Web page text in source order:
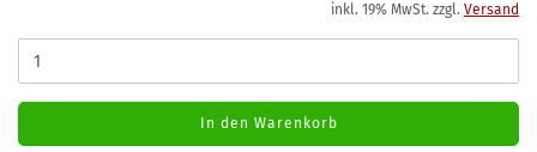
inkl. 19% MwSt. zzgl. Versand
In den Warenkorb